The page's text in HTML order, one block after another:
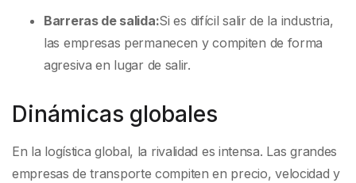
Barreras de salida:Si es difícil salir de la industria,
las empresas permanecen y compiten de forma
agresiva en lugar de salir.
Dinámicas globales
En la logística global, la rivalidad es intensa. Las grandes
empresas de transporte compiten en precio, velocidad y